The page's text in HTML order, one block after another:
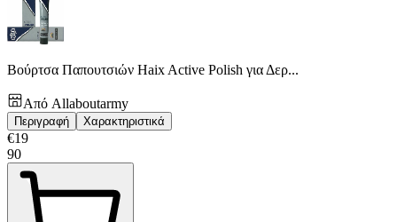
Βούρτσα Παπουτσιών Haix Active Polish για Δερ...
Από Allaboutarmy
Περιγραφή Χαρακτηριστικά
€19
90